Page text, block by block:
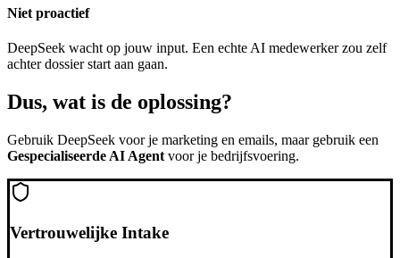
Niet proactief
DeepSeek wacht op jouw input. Een echte AI medewerker zou zelf
achterdossier startaan gaan.
Dus, wat is de oplossing?
Gebruik DeepSeek voor je marketing en emails, maar gebruik een
Gespecialiseerde AI Agent voor je bedrijfsvoering.
Vertrouwelijke Intake